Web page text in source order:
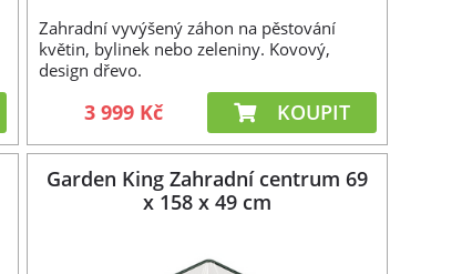
Zahradní vyvýšený záhon na pěstování
květin, bylinek nebo zeleniny. Kovový,
design dřevo.
3 999 Kč KOUPIT
Garden King Zahradní centrum 69
x 158 x 49 cm